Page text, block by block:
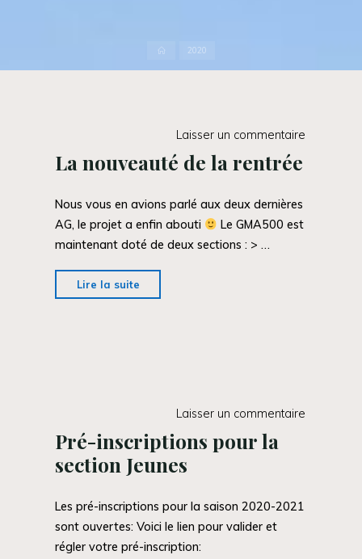
Accueil2020
Laisser un commentaire
La nouveauté de la rentrée
Nous vous en avions parlé aux deux dernières
AG, le projet a enfin abouti
Le GMA500 est
maintenant doté de deux sections : > …
Lire la suite
Laisser un commentaire
Pré-inscriptions pour la
section Jeunes
Les pré-inscriptions pour la saison 2020-2021
sont ouvertes: Voici le lien pour valider et
régler votre pré-inscription: